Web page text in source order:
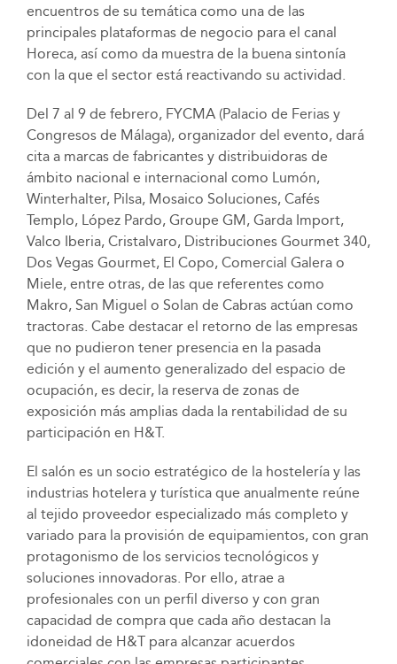
encuentros de su temática como una de las
principales plataformas de negocio para el canal
Horeca, así como da muestra de la buena sintonía
con la que el sector está reactivando su actividad.
Del 7 al 9 de febrero, FYCMA (Palacio de Ferias y
Congresos de Málaga), organizador del evento, dará
cita a marcas de fabricantes y distribuidoras de
ámbito nacional e internacional como Lumón,
Winterhalter, Pilsa, Mosaico Soluciones, Cafés
Templo, López Pardo, Groupe GM, Garda Import,
Valco Iberia, Cristalvaro, Distribuciones Gourmet 340,
Dos Vegas Gourmet, El Copo, Comercial Galera o
Miele, entre otras, de las que referentes como
Makro, San Miguel o Solan de Cabras actúan como
tractoras. Cabe destacar el retorno de las empresas
que no pudieron tener presencia en la pasada
edición y el aumento generalizado del espacio de
ocupación, es decir, la reserva de zonas de
exposición más amplias dada la rentabilidad de su
participación en H&T.
El salón es un socio estratégico de la hostelería y las
industrias hotelera y turística que anualmente reúne
al tejido proveedor especializado más completo y
variado para la provisión de equipamientos, con gran
protagonismo de los servicios tecnológicos y
soluciones innovadoras. Por ello, atrae a
profesionales con un perfil diverso y con gran
capacidad de compra que cada año destacan la
idoneidad de H&T para alcanzar acuerdos